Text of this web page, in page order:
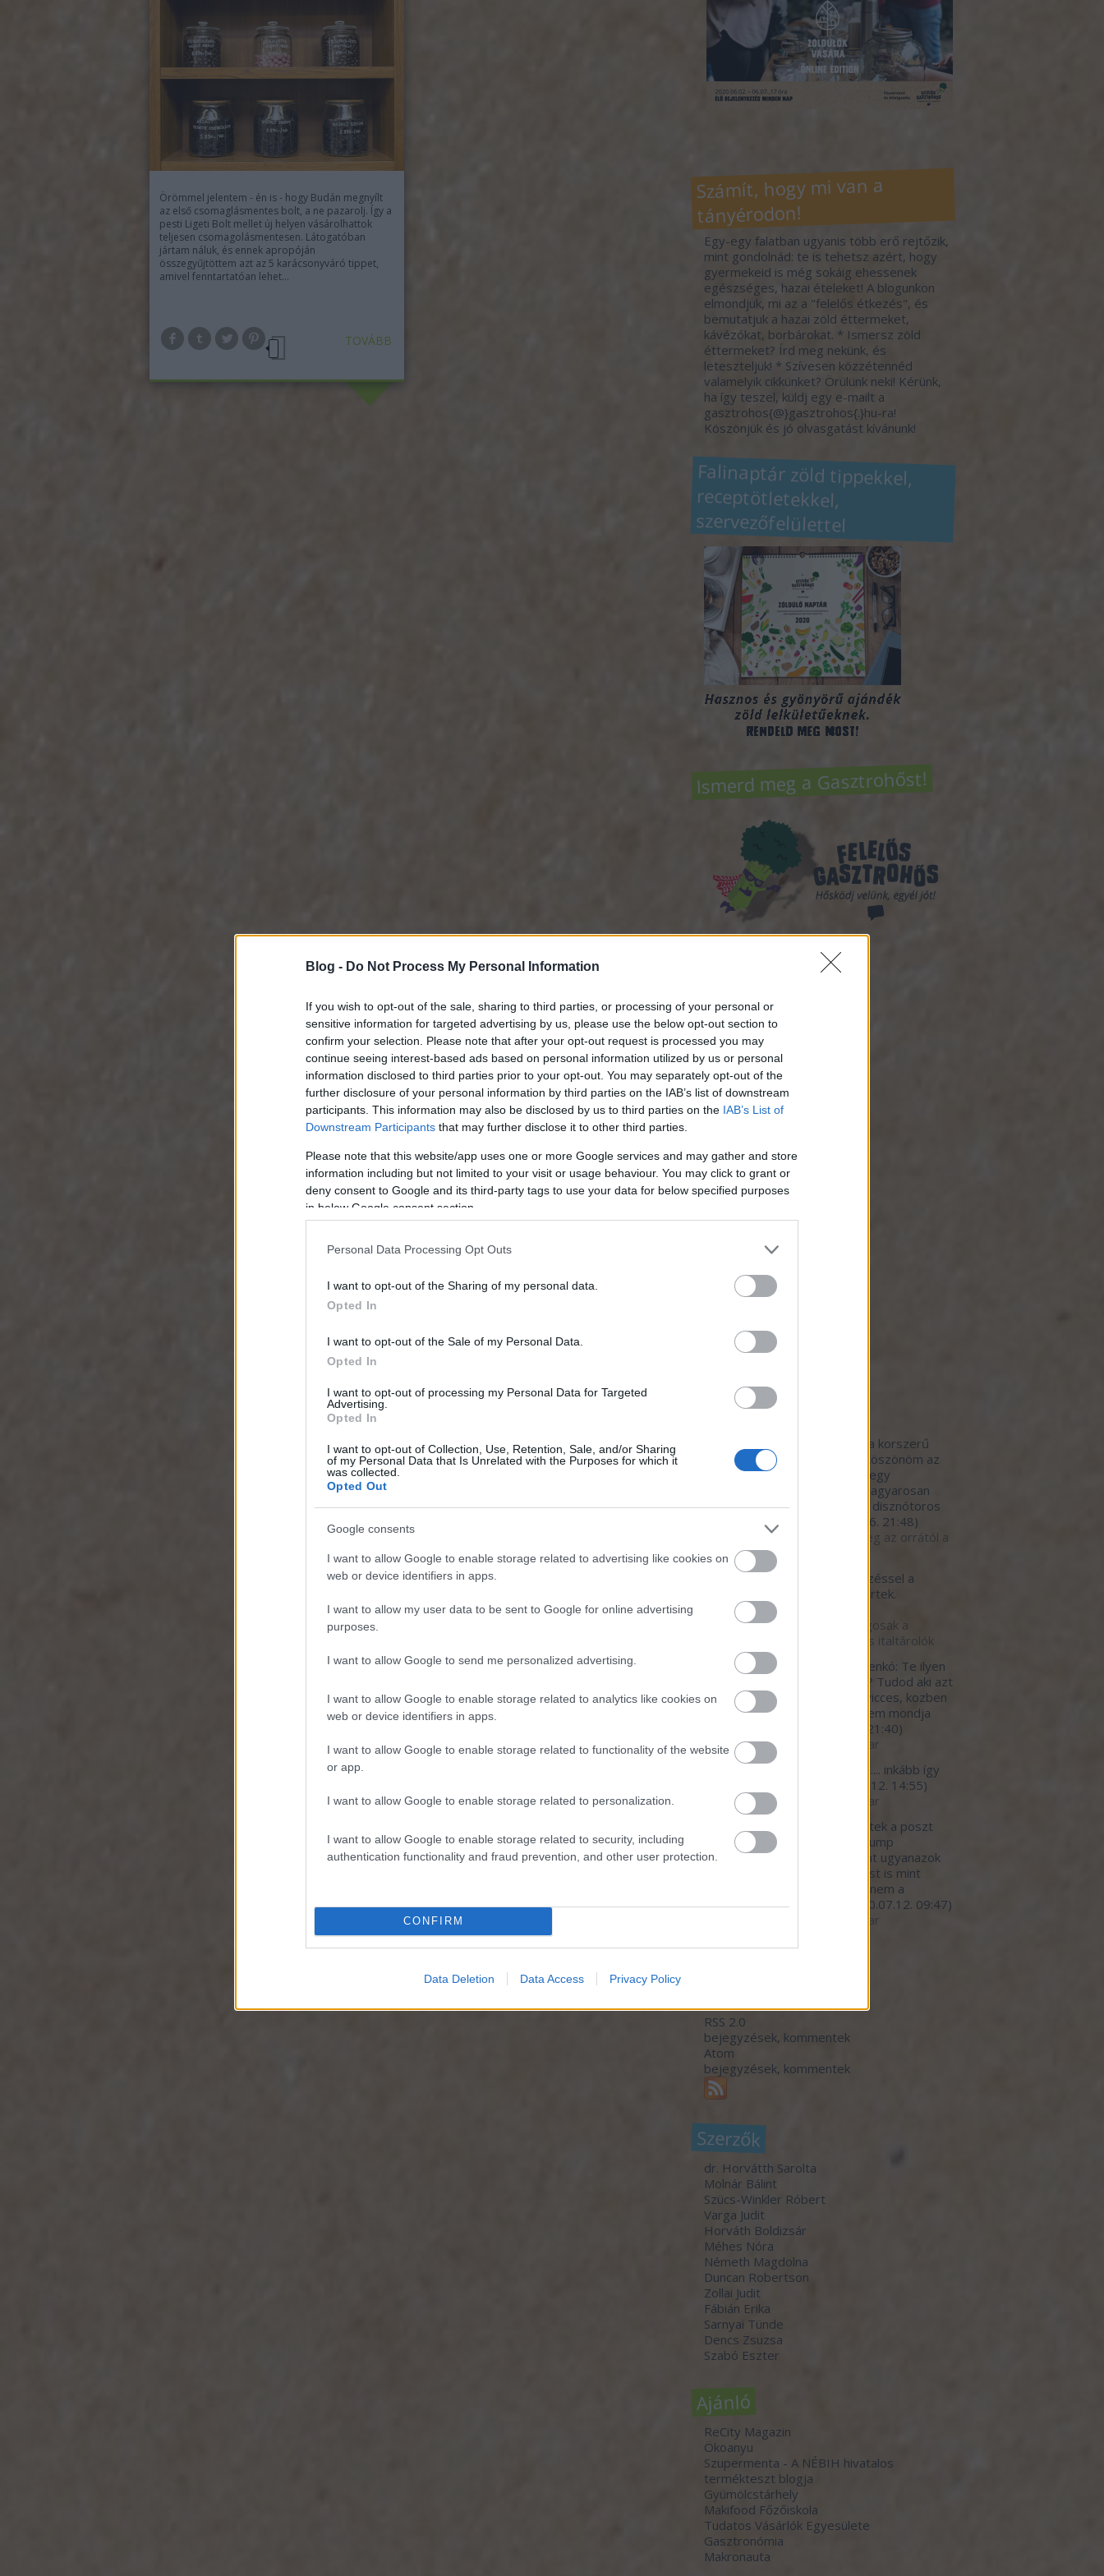
Blog - Do Not Process My Personal Information
If you wish to opt-out of the sale, sharing to third parties, or processing of your personal or
sensitive information for targeted advertising by us, please use the below opt-out section to
confirm your selection. Please note that after your opt-out request is processed you may
continue seeing interest-based ads based on personal information utilized by us or personal
information disclosed to third parties prior to your opt-out. You may separately opt-out of the
further disclosure of your personal information by third parties on the IAB’s list of downstream
participants. This information may also be disclosed by us to third parties on the IAB’s List of
Downstream Participants that may further disclose it to other third parties.
Please note that this website/app uses one or more Google services and may gather and store
information including but not limited to your visit or usage behaviour. You may click to grant or
deny consent to Google and its third-party tags to use your data for below specified purposes
in below Google consent section.
Personal Data Processing Opt Outs
I want to opt-out of the Sharing of my personal data.
Opted In
I want to opt-out of the Sale of my Personal Data.
Opted In
I want to opt-out of processing my Personal Data for Targeted
Advertising.
Opted In
I want to opt-out of Collection, Use, Retention, Sale, and/or Sharing
of my Personal Data that Is Unrelated with the Purposes for which it
was collected.
Opted Out
Google consents
I want to allow Google to enable storage related to advertising like cookies on
web or device identifiers in apps.
I want to allow my user data to be sent to Google for online advertising
purposes.
I want to allow Google to send me personalized advertising.
I want to allow Google to enable storage related to analytics like cookies on
web or device identifiers in apps.
I want to allow Google to enable storage related to functionality of the website
or app.
I want to allow Google to enable storage related to personalization.
I want to allow Google to enable storage related to security, including
authentication functionality and fraud prevention, and other user protection.
CONFIRM
Data Deletion Data Access Privacy Policy
Örömmel jelentem - én is - hogy Budán megnyílt
az első csomaglásmentes bolt, a ne pazarolj. Így a
pesti Ligeti Bolt mellet új helyen vásárolhattok
teljesen csomagolásmentesen. Látogatóban
jártam náluk, és ennek apropóján
összegyűjtöttem azt az 5 karácsonyváró tippet,
amivel fenntartatóan lehet…
TOVÁBB
Számít, hogy mi van a
tányérodon!
Egy-egy falatban ugyanis több erő rejtőzik,
mint gondolnád: te is tehetsz azért, hogy
gyermekeid is még sokáig ehessenek
egészséges, hazai ételeket! A blogunkon
elmondjuk, mi az a "felelős étkezés", és
bemutatjuk a hazai zöld éttermeket,
kávézókat, borbárokat. * Ismersz zöld
éttermeket? Írd meg nekünk, és
leteszteljük! * Szívesen közzétennéd
valamelyik cikkünket? Örülünk neki! Kérünk,
ha így teszel, küldj egy e-mailt a
gasztrohos{@}gasztrohos{.}hu-ra!
Köszönjük és jó olvasgatást kívánunk!
Falinaptár zöld tippekkel,
receptötletekkel,
szervezőfelülettel
Ismerd meg a Gasztrohőst!
Rovatok
a Gasztrohősről
back to the basics
carrotmob( 3)
élelmiszer-hulladék
felelős gasztrohős menü
fenntartható fogás
fogj kezet a termelővel
gasztrohősködés otthon
idénynaptár
(
(2
tour de Hős
vendégposzt
zöld étterem
zöld kávézó(
Utolsó kommentek
Szeretem, amikor a korszerű
összeér a hagyományossal, köszönöm az
ötleteket! Engedtessék meg egy
megjegyzés: nose to tale - magyarosan
fülétől a farkáig. Így hirdetik a disznótoros
hétvégét, van ily...
2020.10.16. 21:48)
Nose to tail - avagy együk meg az orrától a
farkáig 1. rész
Sportman89:
Ezzel a bejegyzéssel a
gasztrohos.blog.hu-n egyet értek.
2020.09.25. 13:41
A szakértők szerint biztonságosak a
többször használatos étel- és italtárolók
fittyerfutty: @Milánói Makarenkó: Te ilyen
Kasza Tibi tipusu arc vagy mi? Tudod aki azt
hiszi, hogy allandoan baromi vicces, kozben
csak *urva faraszto, de ezt nem mondja
2020.07.12. 21:40)
A megbetegedő élelmiszeripar
moonlight777:
megbetegítő.... inkább így
2020.07.12. 14:55)
A megbetegedő élelmiszeripar
Nagy részt egyetértek a poszt
mondanivalójával, kivéve a Trump
kormányzat hibáztatását. Pont ugyanazok
az érdekkörök írányítanak most is mint
bármelyik elnök alatt. Persze nem a
gyíkemberekre gondol...
2020.07.12. 09:47)
A megbetegedő élelmiszeripar
Utolsó 20
RSS 2.0
bejegyzések, kommentek
Atom
bejegyzések, kommentek
Szerzők
dr. Horvátth Sarolta
Molnár Bálint
Szücs-Winkler Róbert
Varga Judit
Horváth Boldizsár
Méhes Nóra
Németh Magdolna
Duncan Robertson
Zollai Judit
Fábián Erika
Sarnyai Tünde
Dencs Zsuzsa
Szabó Eszter
Ajánló
ReCity Magazin
Ökoanyu
Szupermenta - A NÉBIH hivatalos
termékteszt blogja
Gyümölcstárhely
Makifood Főzőiskola
Tudatos Vásárlók Egyesülete
Gasztronómia
Makronauta